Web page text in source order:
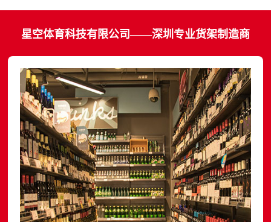
星空体育科技有限公司——深圳专业货架制造商